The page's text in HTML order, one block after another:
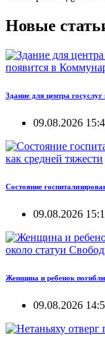
Новые
Здание для центра
09.08.2026
Состояние
09.08.2026
Женщина и ребенок
09.08.2026